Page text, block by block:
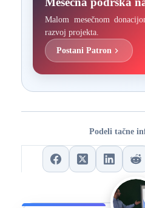
Malom mesečnom
razvoj projekta.
Postani Patron
Podeli tačne